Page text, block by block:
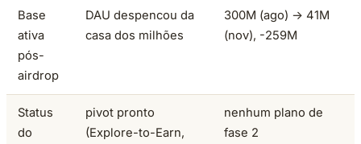
Base
ativa
pós-
airdrop
DAU despencou da
casa dos milhões
300M (ago) → 41M
(nov), -259M
Status
do
pivot pronto
(Explore-to-Earn,
nenhum plano de
fase 2